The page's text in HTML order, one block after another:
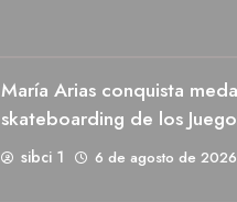
María Arias conquista
skateboarding de los
sibci 1 6 de agosto de 2026